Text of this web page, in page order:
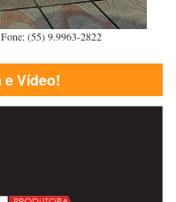
(55) 9.9963-2822
Vídeo!